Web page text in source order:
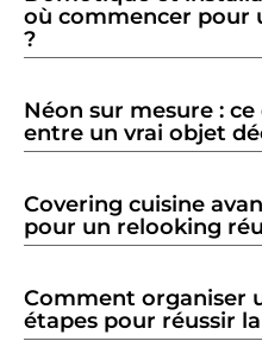
où commencer pour
?
Néon sur mesure :
entre un vrai objet
Covering cuisine
pour un relooking
Comment organiser
étapes pour réussir